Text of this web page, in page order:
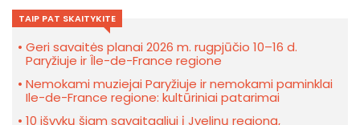
TAIP PAT SKAITYKITE
Geri savaitės planai 2026 m. rugpjūčio 10–16 d.
Paryžiuje ir Île-de-France regione
Nemokami muziejai Paryžiuje ir nemokami paminklai
Ile-de-France regione: kultūriniai patarimai
10 išvykų šiam savaitgaliui į Jvelinų regioną,